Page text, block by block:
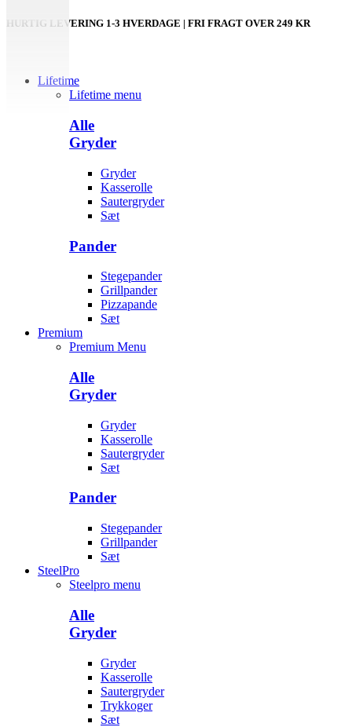
HURTIG LEVERING 1-3 HVERDAGE | FRI FRAGT OVER 249 KR
Lifetime
Lifetime menu
Alle
Gryder
Gryder
Kasserolle
Sautergryder
Sæt
Pander
Stegepander
Grillpander
Pizzapande
Sæt
Premium
Premium Menu
Alle
Gryder
Gryder
Kasserolle
Sautergryder
Sæt
Pander
Stegepander
Grillpander
Sæt
SteelPro
Steelpro menu
Alle
Gryder
Gryder
Kasserolle
Sautergryder
Trykkoger
Sæt